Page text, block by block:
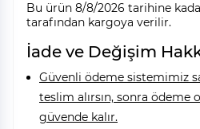
Bu ürün 8/8/2026 tarihine
tarafından kargoya verilir.
İade ve Değişim
Güvenli ödeme sistemimiz
teslim alırsın, sonra ödeme
güvende kalır.